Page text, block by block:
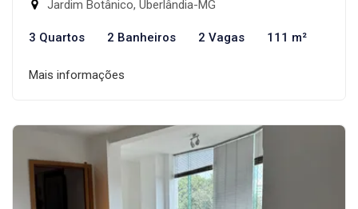
Jardim Botânico, Uberlândia-MG
3 Quartos 2 Banheiros 2 Vagas 111 m²
Mais informações